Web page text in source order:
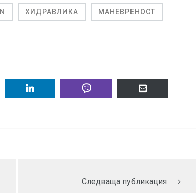
ХИДРАВЛИКА МАНЕВРЕНОСТ
Следваща публикация